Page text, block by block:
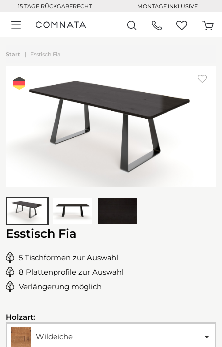
15 TAGE RÜCKGABERECHT MONTAGE INKLUSIVE
Start Esstisch Fia
Esstisch Fia
5 Tischformen zur Auswahl
8 Plattenprofile zur Auswahl
Verlängerung möglich
Holzart:
Wildeiche